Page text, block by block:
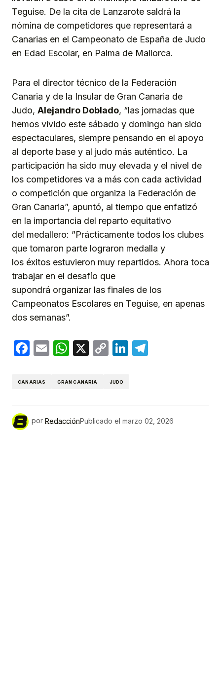
Teguise. De la cita de Lanzarote saldrá la
nómina de competidores que representará a
Canarias en el Campeonato de España de Judo
en Edad Escolar, en Palma de Mallorca.
Para el director técnico de la Federación
Canaria y de la Insular de Gran Canaria de
Judo, Alejandro Doblado, “las jornadas que
hemos vivido este sábado y domingo han sido
espectaculares, siempre pensando en el apoyo
al deporte base y al judo más auténtico. La
participación ha sido muy elevada y el nivel de
los competidores va a más con cada actividad
o competición que organiza la Federación de
Gran Canaria”, apuntó, al tiempo que enfatizó
en la importancia del reparto equitativo
del medallero: ”Prácticamente todos los clubes
que tomaron parte lograron medalla y
los éxitos estuvieron muy repartidos. Ahora toca
trabajar en el desafío que
supondrá organizar las finales de los
Campeonatos Escolares en Teguise, en apenas
dos semanas”.
Facebook
EmailWhatsApp
X
CopyLinkedIn
CANARIAS GRAN CANARIA JUDO
por RedacciónPublicado el marzo 02, 2026